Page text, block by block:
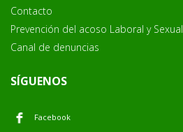
Contacto
Prevención del acoso Laboral y Sexual
Canal de denuncias
SÍGUENOS
Facebook